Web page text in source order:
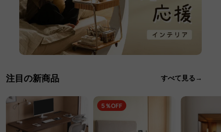
注目の新商品 すべて見る→
5％OFF